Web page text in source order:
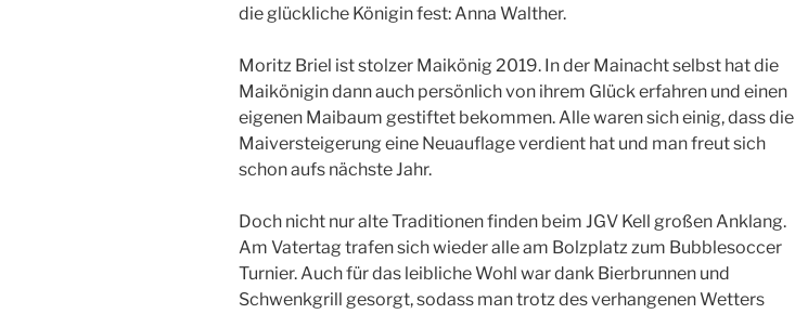
die glückliche Königin fest: Anna Walther.
Moritz Briel ist stolzer Maikönig 2019. In der Mainacht selbst hat die
Maikönigin dann auch persönlich von ihrem Glück erfahren und einen
eigenen Maibaum gestiftet bekommen. Alle waren sich einig, dass die
Maiversteigerung eine Neuauflage verdient hat und man freut sich
schon aufs nächste Jahr.
Doch nicht nur alte Traditionen finden beim JGV Kell großen Anklang.
Am Vatertag trafen sich wieder alle am Bolzplatz zum Bubblesoccer
Turnier. Auch für das leibliche Wohl war dank Bierbrunnen und
Schwenkgrill gesorgt, sodass man trotz des verhangenen Wetters